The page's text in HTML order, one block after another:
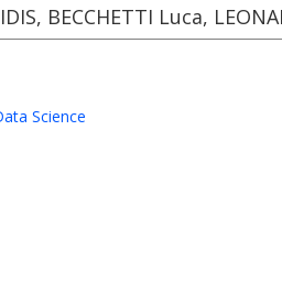
BECCHETTI Luca,
Science